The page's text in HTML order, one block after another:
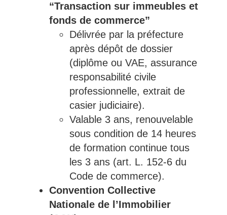
“Transaction sur immeubles et
fonds de commerce”
Délivrée par la préfecture
après dépôt de dossier
(diplôme ou VAE, assurance
responsabilité civile
professionnelle, extrait de
casier judiciaire).
Valable 3 ans, renouvelable
sous condition de 14 heures
de formation continue tous
les 3 ans (art. L. 152-6 du
Code de commerce).
Convention Collective
Nationale de l’Immobilier